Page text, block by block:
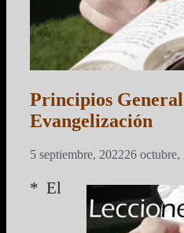
Principios
Evangelización
5 septiembre, 202226 octubre,
* El